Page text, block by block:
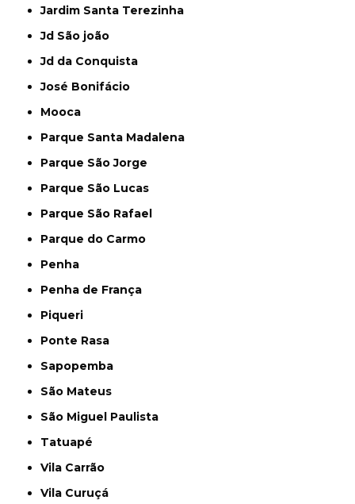
Jardim Santa Terezinha
Jd São joão
Jd da Conquista
José Bonifácio
Mooca
Parque Santa Madalena
Parque São Jorge
Parque São Lucas
Parque São Rafael
Parque do Carmo
Penha
Penha de França
Piqueri
Ponte Rasa
Sapopemba
São Mateus
São Miguel Paulista
Tatuapé
Vila Carrão
Vila Curuçá